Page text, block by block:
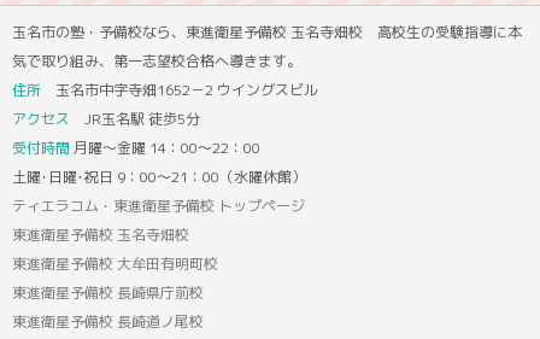
玉名市の塾・予備校なら、東進衛星予備校 玉名寺畑校 高校生の受験指導に本
気で取り組み、第一志望校合格へ導きます。
住所 玉名市中字寺畑1652－2 ウイングスビル
アクセス JR玉名駅 徒歩5分
受付時間 月曜～金曜 14：00～22：00
土曜･日曜･祝日 9：00～21：00（水曜休館）
ティエラコム・東進衛星予備校 トップページ
東進衛星予備校 玉名寺畑校
東進衛星予備校 大牟田有明町校
東進衛星予備校 長崎県庁前校
東進衛星予備校 長崎道ノ尾校